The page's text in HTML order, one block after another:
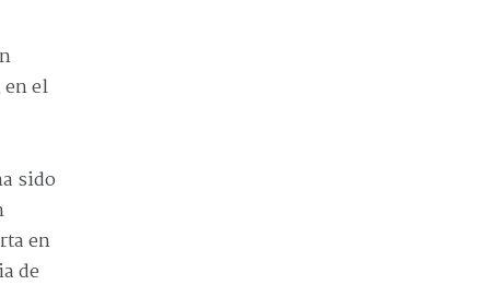
en el
sido
en
de